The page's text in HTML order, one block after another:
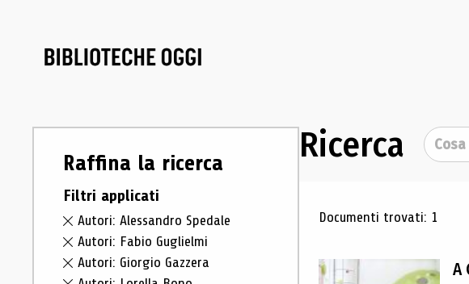
Raffina la ricerca
Filtri applicati
Autori: Alessandro Spedale
Autori: Fabio Guglielmi
Autori: Giorgio Gazzera
Ricerca Cerca
Risultati di
Documenti trovati: 1
A